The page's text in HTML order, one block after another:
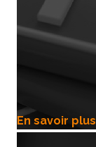
En savoir plus